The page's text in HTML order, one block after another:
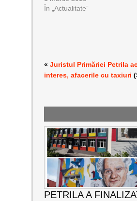
În „Actualitate”
«Juristul Primăriei Petrila
interes, afacerile cu taxiuri
PETRILA A